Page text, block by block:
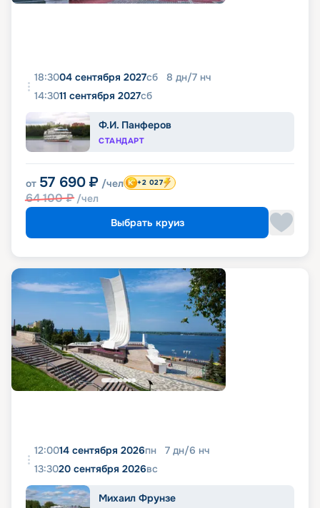
18:3004 сентября 2027сб 8 дн/7 нч
14:3011 сентября 2027сб
Ф.И. Панферов
СТАНДАРТ
от 57 690 ₽ /чел
64 100₽ /чел
+2 027
Выбрать круиз
12:0014 сентября 2026пн 7 дн/6 нч
13:3020 сентября 2026вс
Михаил Фрунзе